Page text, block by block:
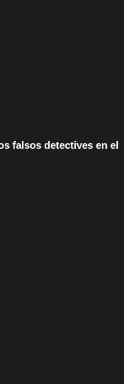
falsos detectives en el